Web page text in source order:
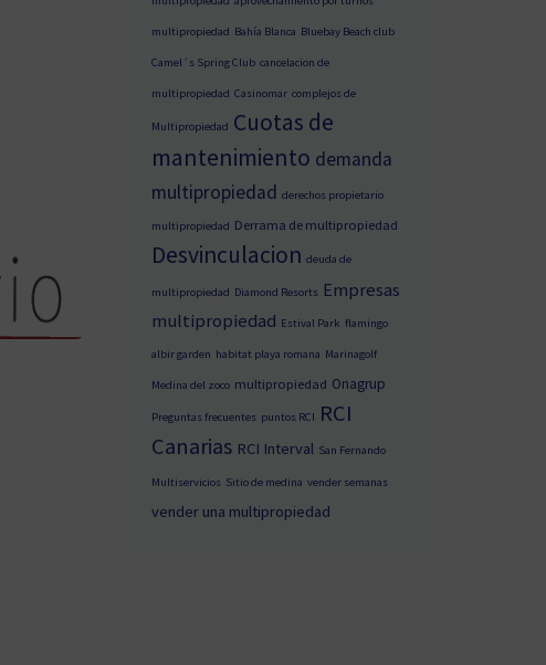
multipropiedad Bahía Blanca Bluebay Beach club
Camel´s Spring Club cancelacion de
multipropiedad Casinomar complejos de
Multipropiedad Cuotas de
mantenimiento demanda
multipropiedad derechos propietario
multipropiedad Derrama de multipropiedad
Desvinculacion deuda de
multipropiedad Diamond Resorts Empresas
multipropiedad Estival Park flamingo
albir garden habitat playa romana Marinagolf
Medina del zoco multipropiedad Onagrup
Preguntas frecuentes puntos RCI RCI
Canarias RCI Interval San Fernando
Multiservicios Sitio de medina vender semanas
vender una multipropiedad